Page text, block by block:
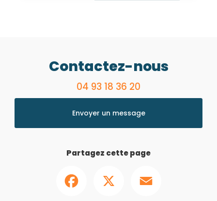
Contactez-nous
04 93 18 36 20
Envoyer un message
Partagez cette page